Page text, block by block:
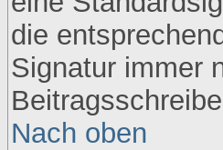
die
Signatur immer
Nach oben